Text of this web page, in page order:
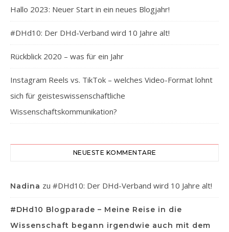
Hallo 2023: Neuer Start in ein neues Blogjahr!
#DHd10: Der DHd-Verband wird 10 Jahre alt!
Rückblick 2020 – was für ein Jahr
Instagram Reels vs. TikTok – welches Video-Format lohnt
sich für geisteswissenschaftliche
Wissenschaftskommunikation?
NEUESTE KOMMENTARE
Nadina zu #DHd10: Der DHd-Verband wird 10 Jahre alt!
#DHd10 Blogparade – Meine Reise in die
Wissenschaft begann irgendwie auch mit dem